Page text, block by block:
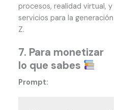
procesos, realidad virtual, y
servicios para la generación
Z.
7. Para monetizar
lo que sabes
Prompt: